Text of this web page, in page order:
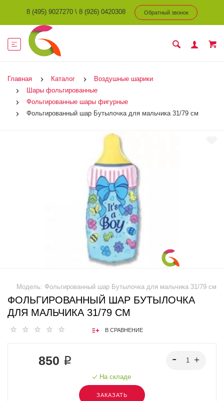
8 (495) 9027270 \ 8 (926) 0420308 Обратный звонок
Главная Каталог
Воздушные шарики
Шары фольгированные
Фольгированные шары фигурные
Фольгированный шар Бутылочка для мальчика 31/79 см
Модель: Фольгированный шар Бутылочка для мальчика 31/79 см
ФОЛЬГИРОВАННЫЙ ШАР БУТЫЛОЧКА
ДЛЯ МАЛЬЧИКА 31/79 СМ
В СРАВНЕНИЕ
850 ₽
На складе
ЗАКАЗАТЬ